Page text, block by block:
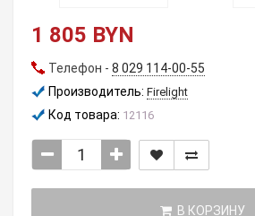
1 805 BYN
Телефон - 8 029 114-00-55
Производитель: Firelight
Код товара: 12116
В КОРЗИНУ